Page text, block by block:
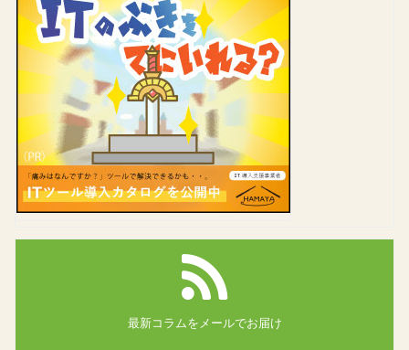
最新コラムを メールでお届け